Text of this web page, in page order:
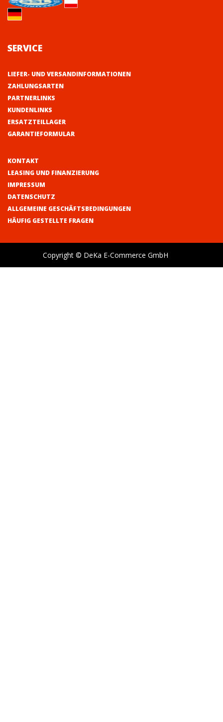
SERVICE
LIEFER- UND VERSANDINFORMATIONEN
ZAHLUNGSARTEN
PARTNERLINKS
KUNDENLINKS
ERSATZTEILLAGER
GARANTIEFORMULAR
KONTAKT
LEASING UND FINANZIERUNG
IMPRESSUM
DATENSCHUTZ
ALLGEMEINE GESCHÄFTSBEDINGUNGEN
HÄUFIG GESTELLTE FRAGEN
Copyright © DeKa E-Commerce GmbH